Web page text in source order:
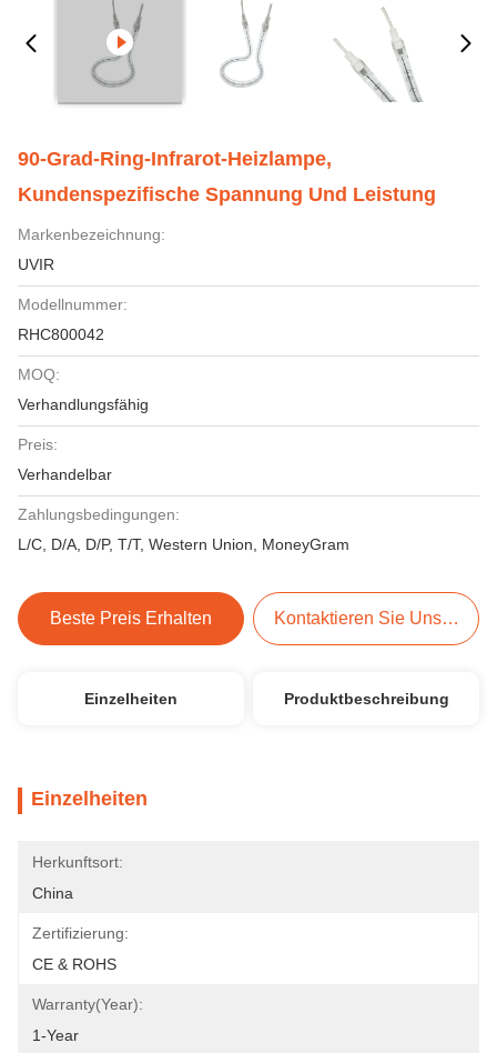
90-Grad-Ring-Infrarot-Heizlampe,
Kundenspezifische Spannung Und Leistung
Markenbezeichnung:
UVIR
Modellnummer:
RHC800042
MOQ:
Verhandlungsfähig
Preis:
Verhandelbar
Zahlungsbedingungen:
L/C, D/A, D/P, T/T, Western Union, MoneyGram
Beste Preis Erhalten Kontaktieren Sie Uns Jetzt
Einzelheiten Produktbeschreibung
Einzelheiten
Herkunftsort:
China
Zertifizierung:
CE & ROHS
Warranty(Year):
1-Year